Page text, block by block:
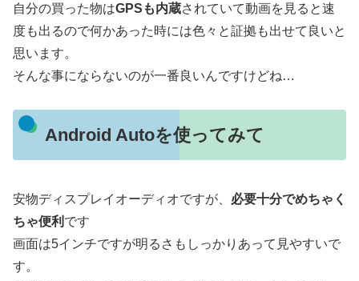
自分の買った物はGPSも内蔵されていて動画を見ると速
度も出るので何かあった時には色々と証拠も出せて良いと
思います。
そんな事にならないのが一番良いんですけどね…
Android Autoを使ってみて
安物ディスプレイオーディオですが、 必要十分でめちゃく
ちゃ便利 です
画面は5インチですが明るさもしっかりあって見やすいで
す。